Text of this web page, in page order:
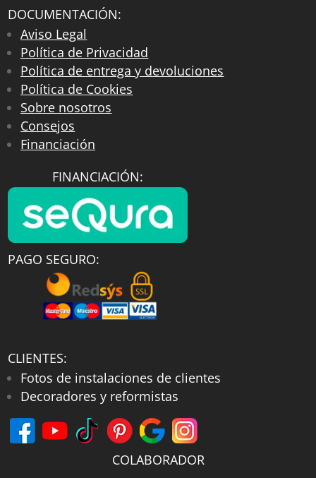
DOCUMENTACIÓN:
Aviso Legal
Política de Privacidad
Política de entrega y devoluciones
Política de Cookies
Sobre nosotros
Consejos
Financiación
FINANCIACIÓN:
PAGO SEGURO:
CLIENTES:
Fotos de instalaciones de clientes
Decoradores y reformistas
COLABORADOR